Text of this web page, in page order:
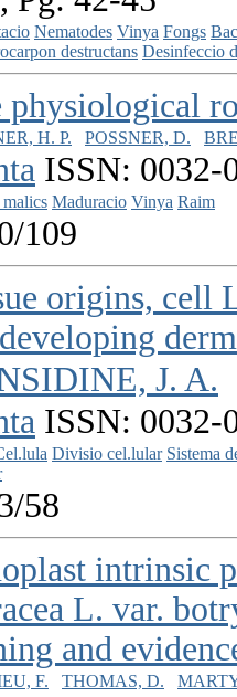
Nematodes Vinya Fongs
destructans Desinfeccio
physiological
H. P. POSSNER, D.
ISSN: 0032-
Maduracio Vinya Raim
109
origins, cell
J. A.
ISSN: 0032-
Divisio cel.lular Sistema
58
intrinsic
L. var.
and
F. THOMAS, D.